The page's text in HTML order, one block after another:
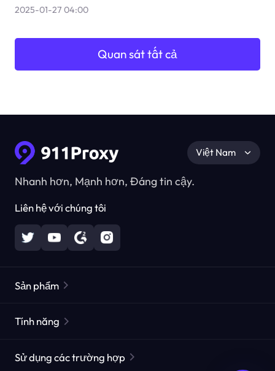
2025-01-27 04:00
Quan sát tất cả
Nhanh hơn, Mạnh hơn, Đáng tin cậy.
Liên hệ với chúng tôi
Việt Nam
Sản phẩm
Các proxy dân cư tĩnh
Tính năng
Sử dụng các trường hợp